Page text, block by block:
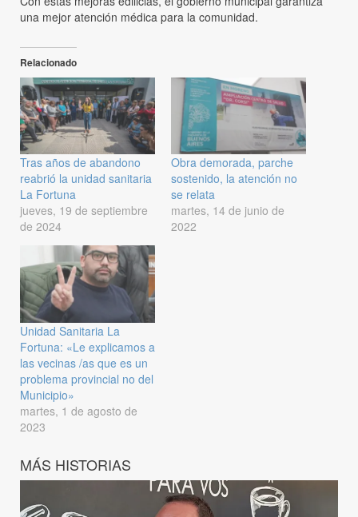
una mejor atención médica para la comunidad.
Relacionado
Tras años de abandono
reabrió la unidad sanitaria
La Fortuna
jueves, 19 de septiembre
de 2024
Obra demorada, parche
sostenido, la atención no
se relata
martes, 14 de junio de
2022
Unidad Sanitaria La
Fortuna: «Le explicamos a
las vecinas /as que es un
problema provincial no del
Municipio»
martes, 1 de agosto de
2023
MÁS HISTORIAS